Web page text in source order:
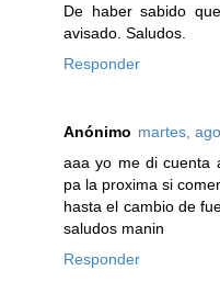
De haber sabido
avisado. Saludos.
Responder
Anónimo martes,
aaa yo me di cuenta
pa la proxima si
hasta el cambio de
saludos manin
Responder